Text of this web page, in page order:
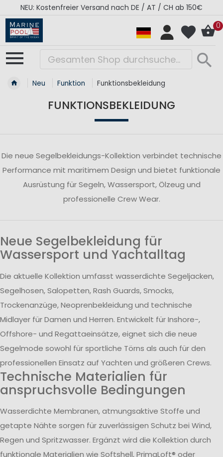
NEU: Kostenfreier Versand nach DE / AT / CH ab 150€
0
Neu Funktion Funktionsbekleidung
FUNKTIONSBEKLEIDUNG
Die neue Segelbekleidungs-Kollektion verbindet technische
Performance mit maritimem Design und bietet funktionale
Ausrüstung für Segeln, Wassersport, Ölzeug und
professionelle Crew Wear.
Neue Segelbekleidung für
Wassersport und Yachtalltag
Die aktuelle Kollektion umfasst wasserdichte Segeljacken,
Segelhosen, Salopetten, Rash Guards, Smocks,
Trockenanzüge, Neoprenbekleidung und technische
Midlayer für Damen und Herren. Entwickelt für Inshore-,
Offshore- und Regattaeinsätze, eignet sich die neue
Segelmode sowohl für sportliche Törns als auch für den
professionellen Einsatz auf Yachten und größeren Crews.
Technische Materialien für
anspruchsvolle Bedingungen
Wasserdichte Membranen, atmungsaktive Stoffe und
getapte Nähte sorgen für zuverlässigen Schutz bei Wind,
Regen und Spritzwasser. Ergänzt wird die Kollektion durch
funktionale Materialien wie Softshell, PrimaLoft® oder